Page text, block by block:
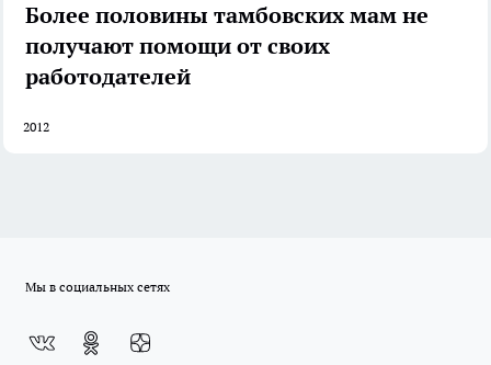
Более половины тамбовских мам не
получают помощи от своих
работодателей
2012
Мы в социальных сетях